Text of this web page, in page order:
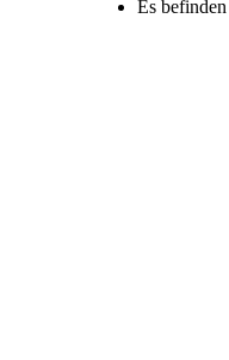
Es